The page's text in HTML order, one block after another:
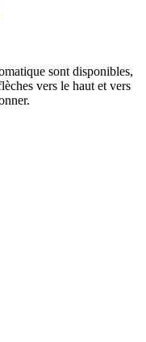
sont disponibles,
vers le haut et vers